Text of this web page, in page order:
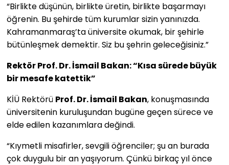
“Birlikte düşünün, birlikte üretin, birlikte başarmayı
öğrenin. Bu şehirde tüm kurumlar sizin yanınızda.
Kahramanmaraş’ta üniversite okumak, bir şehirle
bütünleşmek demektir. Siz bu şehrin geleceğisiniz.”
Rektör Prof. Dr. İsmail Bakan: “Kısa sürede büyük
bir mesafe katettik”
KİÜ Rektörü Prof. Dr. İsmail Bakan, konuşmasında
üniversitenin kuruluşundan bugüne geçen sürece ve
elde edilen kazanımlara değindi.
“Kıymetli misafirler, sevgili öğrenciler; şu an burada
çok duygulu bir an yaşıyorum. Çünkü birkaç yıl önce